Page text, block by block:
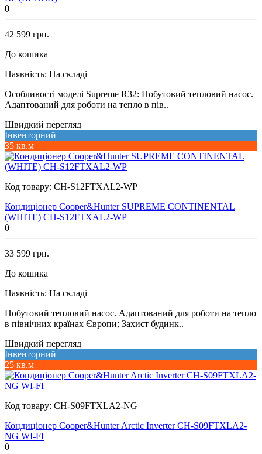
0
42 599 грн.
До кошика
Наявність: На складі
Особливості моделі Supreme R32: Побутовий тепловий насос.
Адаптований для роботи на тепло в пів..
Швидкий перегляд
Інвенторний
35 кв.м
Код товару: CH-S12FTXAL2-WP
Кондиціонер Cooper&Hunter SUPREME CONTINENTAL
(WHITE) CH-S12FTXAL2-WP
0
33 599 грн.
До кошика
Наявність: На складі
Побутовий тепловий насос. Адаптований для роботи на тепло
в північних країнах Європи; Захист будинк..
Швидкий перегляд
Інвенторний
25 кв.м
Код товару: CH-S09FTXLA2-NG
Кондиціонер Cooper&Hunter Arctic Inverter CH-S09FTXLA2-
NG WI-FI
0